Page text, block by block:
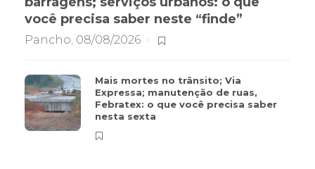
você precisa saber neste “finde”
Pancho 08/08/2026
Mais mortes no trânsito; Via
Expressa; manutenção de ruas,
Febratex: o que você precisa saber
nesta sexta